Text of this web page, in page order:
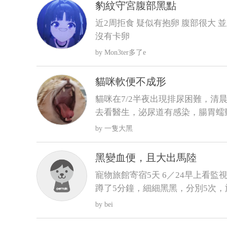
豹紋守宮腹部黑點
近2周拒食 疑似有抱卵 腹部很大
沒有卡卵
Mon3ter多了e
貓咪軟便不成形
貓咪在7/2半夜出現排尿困難，清
去看醫生，泌尿道有感染，腸胃
和胃藥，昨日貓咪排便時軟便但
樣是有成型的
一隻大黑
黑變血便，且大出馬陸
寵物旅館寄宿5天 6／24早上看監
蹲了5分鐘，細細黑黑，分別5次
回，回來不進食，只喝水，且晚
bei